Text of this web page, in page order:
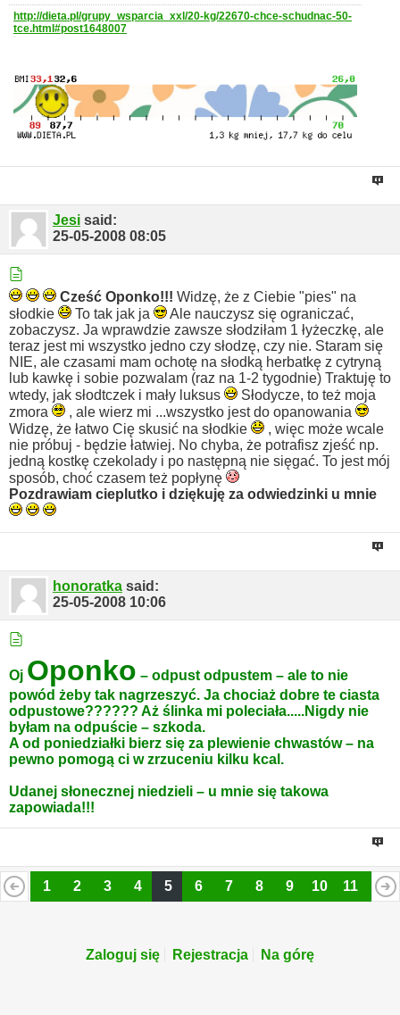
http://dieta.pl/grupy_wsparcia_xxl/20-kg/22670-chce-schudnac-50-
tce.html#post1648007
Jesi said:
25-05-2008 08:05
Cześć Oponko!!! Widzę, że z Ciebie "pies" na
słodkie
To tak jak ja
Ale nauczysz się ograniczać,
zobaczysz. Ja wprawdzie zawsze słodziłam 1 łyżeczkę, ale
teraz jest mi wszystko jedno czy słodzę, czy nie. Staram się
NIE, ale czasami mam ochotę na słodką herbatkę z cytryną
lub kawkę i sobie pozwalam (raz na 1-2 tygodnie) Traktuję to
wtedy, jak słodtczek i mały luksus
Słodycze, to też moja
zmora
, ale wierz mi ...wszystko jest do opanowania
Widzę, że łatwo Cię skusić na słodkie
, więc może wcale
nie próbuj - będzie łatwiej. No chyba, że potrafisz zjeść np.
jedną kostkę czekolady i po następną nie sięgać. To jest mój
sposób, choć czasem też popłynę
Pozdrawiam cieplutko i dziękuję za odwiedzinki u mnie
honoratka said:
25-05-2008 10:06
Oj Oponko – odpust odpustem – ale to nie
powód żeby tak nagrzeszyć. Ja chociaż dobre te ciasta
odpustowe?????? Aż ślinka mi poleciała.....Nigdy nie
byłam na odpuście – szkoda.
A od poniedziałki bierz się za plewienie chwastów – na
pewno pomogą ci w zrzuceniu kilku kcal.
Udanej słonecznej niedzieli – u mnie się takowa
zapowiada!!!
1 2 3 4 5 6 7 8 9 10 11 12
Zaloguj się Rejestracja Na górę